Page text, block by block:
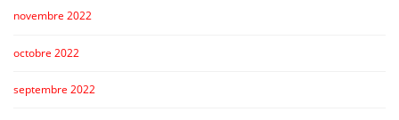
novembre 2022
octobre 2022
septembre 2022